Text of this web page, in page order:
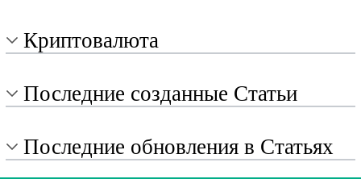
Криптовалюта
Последние созданные Статьи
Последние обновления в Статьях